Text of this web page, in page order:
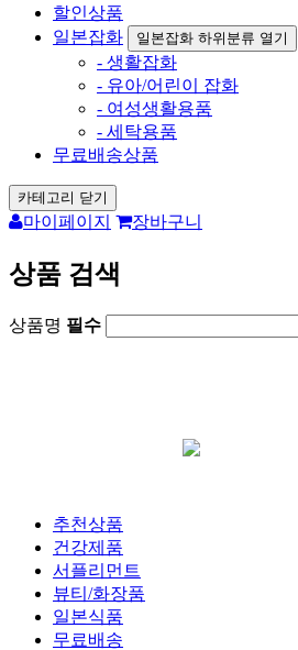
할인상품
일본잡화
일본잡화 하위분류 열기
- 생활잡화
- 유아/어린이 잡화
- 여성생활용품
- 세탁용품
무료배송상품
카테고리 닫기
마이페이지 장바구니
상품 검색
상품명 필수
추천상품
건강제품
서플리먼트
뷰티/화장품
일본식품
무료배송